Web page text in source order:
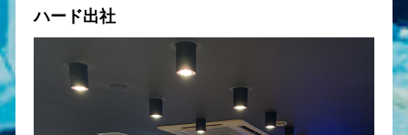
ハード出社